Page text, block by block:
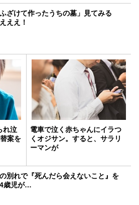
ふざけて作ったうちの墓」見てみる
ええ！
れ泣
案を
電車で泣く赤ちゃんにイラつ
くオジサン。すると、サラリ
ーマンが
別れで『死んだら会えないこと』を
歳児が…